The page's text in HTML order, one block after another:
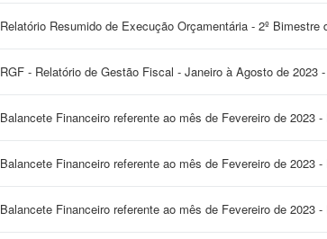
Relatório Resumido de Execução Orçamentária - 2º Bimestre
RGF - Relatório de Gestão Fiscal - Janeiro à Agosto de 2023
Balancete Financeiro referente ao mês de Fevereiro de 2023
Balancete Financeiro referente ao mês de Fevereiro de 2023 -
Balancete Financeiro referente ao mês de Fevereiro de 2023